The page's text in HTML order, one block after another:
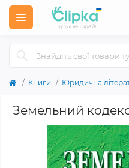
Книги Юридична
Земельний